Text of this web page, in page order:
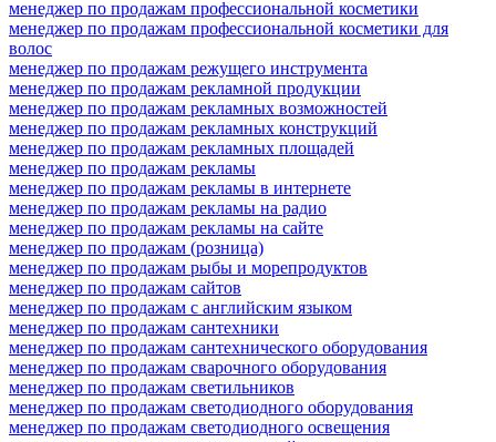
менеджер по продажам профессиональной косметики
менеджер по продажам профессиональной косметики для
волос
менеджер по продажам режущего инструмента
менеджер по продажам рекламной продукции
менеджер по продажам рекламных возможностей
менеджер по продажам рекламных конструкций
менеджер по продажам рекламных площадей
менеджер по продажам рекламы
менеджер по продажам рекламы в интернете
менеджер по продажам рекламы на радио
менеджер по продажам рекламы на сайте
менеджер по продажам (розница)
менеджер по продажам рыбы и морепродуктов
менеджер по продажам сайтов
менеджер по продажам с английским языком
менеджер по продажам сантехники
менеджер по продажам сантехнического оборудования
менеджер по продажам сварочного оборудования
менеджер по продажам светильников
менеджер по продажам светодиодного оборудования
менеджер по продажам светодиодного освещения